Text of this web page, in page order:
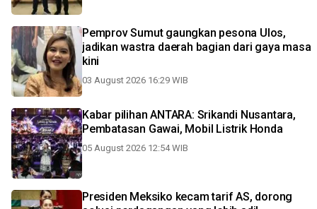
Pemprov Sumut gaungkan pesona Ulos,
jadikan wastra daerah bagian dari gaya masa
kini
03 August 2026 16:29 WIB
Kabar pilihan ANTARA: Srikandi Nusantara,
Pembatasan Gawai, Mobil Listrik Honda
05 August 2026 12:54 WIB
Presiden Meksiko kecam tarif AS, dorong